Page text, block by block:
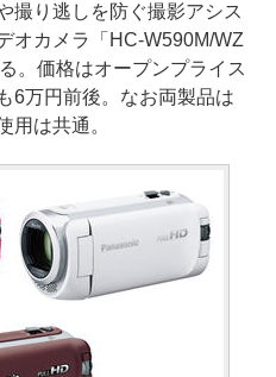
撮り逃しを防ぐ撮影アシス
オカメラ「HC-W590M/WZ
。価格はオープンプライス
6万円前後。なお両製品は
用は共通。